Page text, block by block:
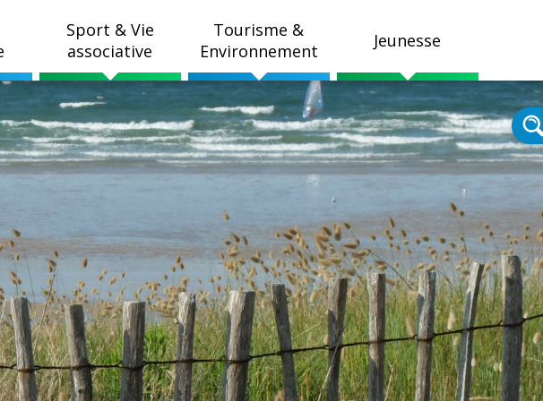
Sport & Vie
associative
Tourisme &
Environnement
Jeunesse